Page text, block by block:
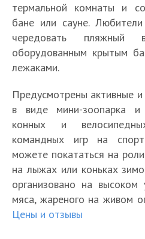
термальной комнаты и
бане или сауне.
чередовать пляжный
оборудованным крытым
лежаками.
Предусмотрены активные
в виде мини-зоопарка и
конных и
командных игр на
можете покататься на
на лыжах или коньках
организовано на
мяса, жареного на живом
Цены и отзывы